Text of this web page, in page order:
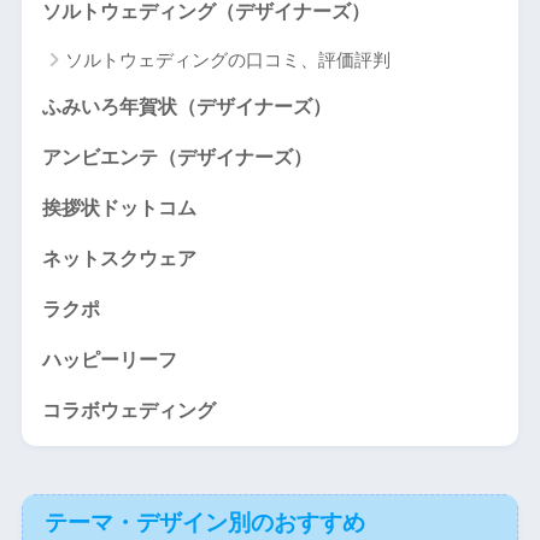
ソルトウェディング（デザイナーズ）
ソルトウェディングの口コミ、評価評判
ふみいろ年賀状（デザイナーズ）
アンビエンテ（デザイナーズ）
挨拶状ドットコム
ネットスクウェア
ラクポ
ハッピーリーフ
コラボウェディング
テーマ・デザイン別のおすすめ